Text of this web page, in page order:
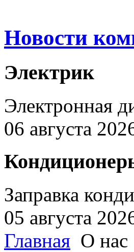
Новости
Электрик
Электронная
06 августа
Заправка
05 августа
Главная О нас